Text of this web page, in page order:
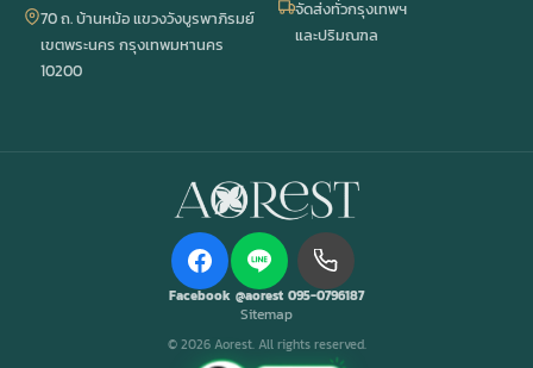
70 ถ. บ้านหม้อ แขวงวังบูรพาภิรมย์
เขตพระนคร กรุงเทพมหานคร
10200
จัดส่งทั่วกรุงเทพฯ
และปริมณฑล
Facebook @aorest 095-0796187
Sitemap
© 2026 Aorest. All rights reserved.